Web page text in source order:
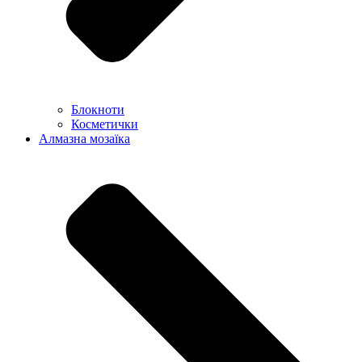
Блокноти
Косметички
Алмазна мозаїка